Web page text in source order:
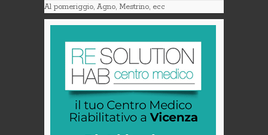
Al pomeriggio, Agno, Mestrino, ecc